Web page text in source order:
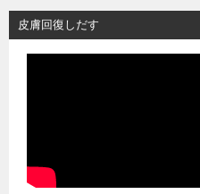
皮膚回復しだす